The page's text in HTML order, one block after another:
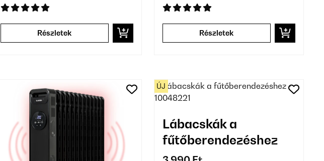
Részletek Részletek
Lábacskák a
fűtőberendezéshez
ÚJ